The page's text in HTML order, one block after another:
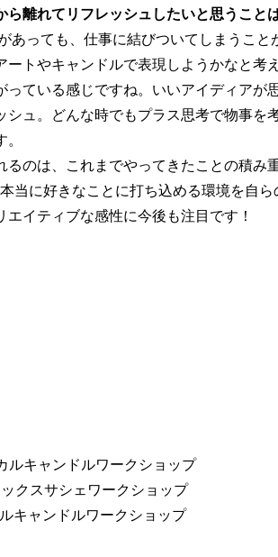
離れてリフレッシュしたいと思うこと
あっても、仕事に結びついてしまうこと
ートやキャンドルで表現しようかなと考
ている感じですね。いいアイディアが
ュ。どんな時でもプラス思考で物事を
のは、これまでやってきたことの積み
当に好きなことに打ち込める環境を自
イティブな感性に今後も注目です！
キャンドルワークショップ
クスサシェワークショップ
ンドルワークショップ